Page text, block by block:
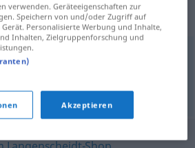
für "Lanze"
,Wurfspeer
verwenden. Geräteeigenschaften zur
Speichern von und/oder Zugriff auf
Personalisierte Werbung und Inhalte,
Inhalten, Zielgruppenforschung und
Akzeptieren